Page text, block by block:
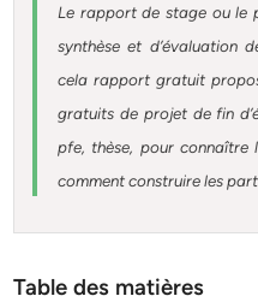
Le rapport de stage ou le
synthèse et d’évaluation
cela rapport gratuit
gratuits de projet de fin
pfe, thèse, pour
comment construire les
Table des matières